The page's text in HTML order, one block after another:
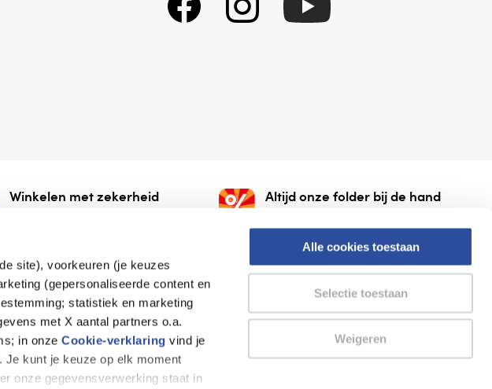
site), voorkeuren (je keuzes
(gepersonaliseerde content en
statistiek en marketing
met X aantal partners o.a.
in onzeCookie-verklaring vind je
Je kunt je keuze op elk moment
onze gegevensverwerking staat in
Alle cookies toestaan
Selectie toestaan
Weigeren
Winkelen met zekerheid Altijd onze folder bij de hand
AlleFolders.
specialist
verklaring Thuiswinkel waarborg